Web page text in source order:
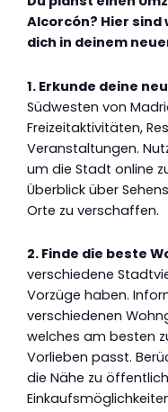
Alcorcón? Hier
dich in deinem
1. Erkunde deine
Südwesten von
Freizeitaktivitäten,
Veranstaltungen.
um die Stadt online
Überblick über
Orte zu verschaffen.
2. Finde die beste
verschiedene
Vorzüge haben.
verschiedenen
welches am besten
Vorlieben passt.
die Nähe zu